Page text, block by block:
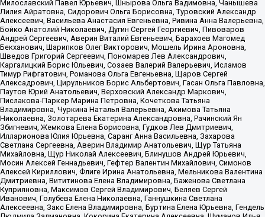
Милославский Павел Юрьевич, Шнырова Ольга Вадимовна, Чанышева
Лилия Айратовна, Сидорович Ольга Борисовна, Туровский Александр
Алексеевич, Васильева Анастасия Евгеньевна, Ривина Анна Валерьевна,
Бойко Анатолий Николаевич, Дугин Сергей Георгиевич, Пивоваров
Андрей Сергеевич, Аверин Виталий Евгеньевич, Барахоев Магомед
Бекханович, Шарипков Олег Викторович, Мошель Ирина Ароновна,
Шведов Григорий Сергеевич, Пономарев Лев Александрович,
Каргалицкий Борис Юльевич, Созаев Валерий Валерьевич, Исламов
Тимур Рифгатович, Романова Ольга Евгеньевна, Щаров Сергей
Алексадрович, Цирульников Борис Альбертович, Гасан Ольга Павловна,
Паутов Юрий Анатольевич, Верховский Александр Маркович,
Пислакова-Паркер Марина Петровна, Кочеткова Татьяна
Владимировна, Чуркина Наталья Валерьевна, Акимова Татьяна
Николаевна, Золотарева Екатерина Александровна, Рачинский Ян
Збигневич, Жемкова Елена Борисовна, Гудков Лев Дмитриевич,
Илларионова Юлия Юрьевна, Саранг Анна Васильевна, Захарова
Светлана Сергеевна, Аверин Владимир Анатольевич, Щур Татьяна
Михайловна, Щур Николай Алексеевич, Блинушов Андрей Юрьевич,
Мосин Алексей Геннадьевич, Гефтер Валентин Михайлович, Симонов
Алексей Кириллович, Флиге Ирина Анатольевна, Мельникова Валентина
Дмитриевна, Вититинова Елена Владимировна, Баженова Светлана
Куприяновна, Максимов Сергей Владимирович, Беляев Сергей
Иванович, Голубева Елена Николаевна, Ганнушкина Светлана
Алексеевна, Закс Елена Владимировна, Буртина Елена Юрьевна, Гендель